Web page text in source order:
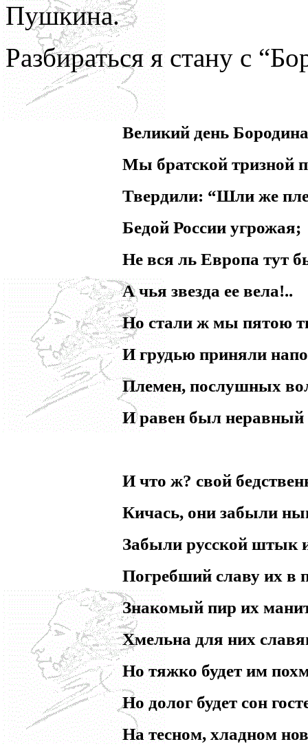
Пушкина.
Разбираться я стану с
Великий день Бородина
Мы братской тризной
Твердили: “Шли же
Бедой России угрожая;
Не вся ль Европа тут
А чья звезда ее вела!..
Но стали ж мы пятою
И грудью приняли
Племен, послушных
И равен был неравный
И что ж? свой
Кичась, они забыли
Забыли русской штык
Погребший славу их в
Знакомый пир их
Хмельна для них
Но тяжко будет им
Но долог будет сон
На тесном, хладном